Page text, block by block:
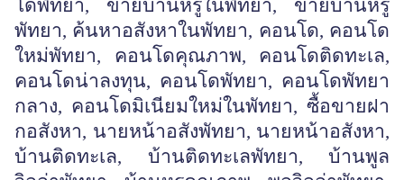
โดพัทยา, ขายบ้านหรูในพัทยา, ขายบ้านหรู
พัทยา, ค้นหาอสังหาในพัทยา, คอนโด, คอนโด
ใหม่พัทยา, คอนโดคุณภาพ, คอนโดติดทะเล,
คอนโดน่าลงทุน, คอนโดพัทยา, คอนโดพัทยา
กลาง, คอนโดมิเนียมใหม่ในพัทยา, ซื้อขายฝา
กอสังหา, นายหน้าอสังพัทยา, นายหน้าอสังหา,
บ้านติดทะเล, บ้านติดทะเลพัทยา, บ้านพูล